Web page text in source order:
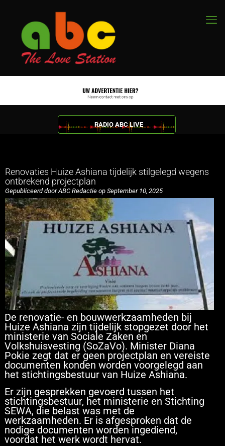
RADIO ABC LIVE
Renovaties Huize Ashiana tijdelijk stilgelegd wegens
ontbrekend projectplan
Gepubliceerd door ABC Redactie op September 10, 2025
De renovatie- en bouwwerkzaamheden bij
Huize Ashiana zijn tijdelijk stopgezet door het
ministerie van Sociale Zaken en
Volkshuisvesting (SoZaVo). Minister Diana
Pokie zegt dat er geen projectplan en vereiste
documenten konden worden voorgelegd aan
het stichtingsbestuur van Huize Ashiana.
Er zijn gesprekken gevoerd tussen het
stichtingsbestuur, het ministerie en Stichting
SEWA, die belast was met de
werkzaamheden. Er is afgesproken dat de
nodige documenten worden ingediend,
voordat het werk wordt hervat.